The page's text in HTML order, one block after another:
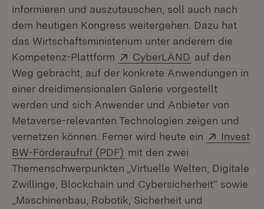
informieren und auszutauschen, soll auch nach
dem heutigen Kongress weitergehen. Dazu hat
das Wirtschaftsministerium unter anderem die
Kompetenz-Plattform
Extern:
CyberLÄND (Öffnet in
auf den
Weg gebracht, auf der konkrete Anwendungen in
einer dreidimensionalen Galerie vorgestellt
werden und sich Anwender und Anbieter von
Metaverse-relevanten Technologien zeigen und
vernetzen können. Ferner wird heute ein
Extern:
Invest
BW-Förderaufruf (PDF) (Öffnet in neuem Fenster)
mit den zwei
Themenschwerpunkten „Virtuelle Welten, Digitale
Zwillinge, Blockchain und Cybersicherheit“ sowie
„Maschinenbau, Robotik, Sicherheit und